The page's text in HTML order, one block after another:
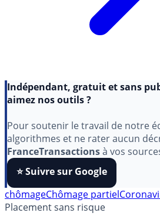
aimez nos outils ?
Pour soutenir le travail de notre
algorithmes et ne rater aucun
FranceTransactionsà vos
⭐️ Suivre sur Google